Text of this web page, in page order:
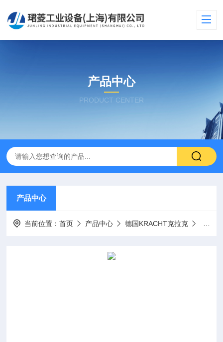
产品中心
PRODUCT CENTER
产品中心
当前位置：首页 产品中心 德国KRACHT克拉克